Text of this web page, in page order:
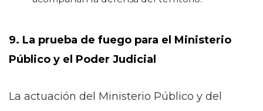
9. La prueba de fuego para el Ministerio
Público y el Poder Judicial
La actuación del Ministerio Público y del